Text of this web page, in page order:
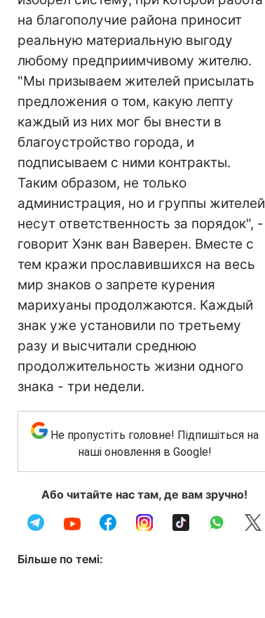
на благополучие района приносит
реальную материальную выгоду
любому предприимчивому жителю.
"Мы призываем жителей присылать
предложения о том, какую лепту
каждый из них мог бы внести в
благоустройство города, и
подписываем с ними контракты.
Таким образом, не только
администрация, но и группы жителей
несут ответственность за порядок", -
говорит Хэнк ван Ваверен. Вместе с
тем кражи прославившихся на весь
мир знаков о запрете курения
марихуаны продолжаются. Каждый
знак уже установили по третьему
разу и высчитали среднюю
продолжительность жизни одного
знака - три недели.
Не пропустіть головне! Підпишіться на
наші оновлення в Google!
Або читайте нас там, де вам зручно!
Більше по темі: